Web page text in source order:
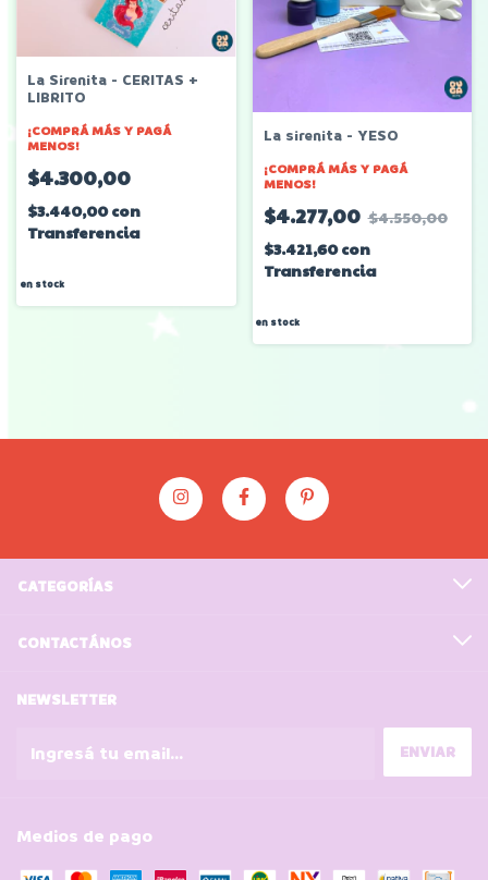
La Sirenita - CERITAS +
LIBRITO
¡COMPRÁ MÁS Y PAGÁ
MENOS!
$4.300,00
$3.440,00con
Transferencia
en stock
La sirenita - YESO
¡COMPRÁ MÁS Y PAGÁ
MENOS!
$4.277,00 $4.550,00
$3.421,60con
Transferencia
en stock
CATEGORÍAS
CONTACTÁNOS
NEWSLETTER
Medios de pago